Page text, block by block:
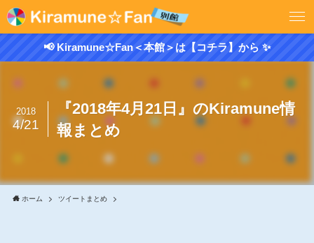
📢 Kiramune☆Fan＜本館＞は【コチラ】から ✨
『2018年4月21日』のKiramune情
報まとめ
2018
4/21
ホーム ツイートまとめ